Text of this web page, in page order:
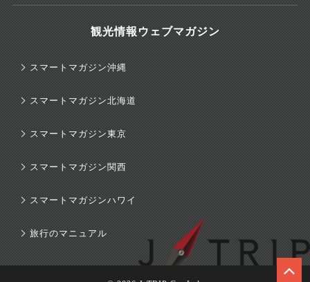
観光情報ウェブマガジン
スマートマガジン沖縄
スマートマガジン北海道
スマートマガジン東京
スマートマガジン関西
スマートマガジンハワイ
旅行のマニュアル